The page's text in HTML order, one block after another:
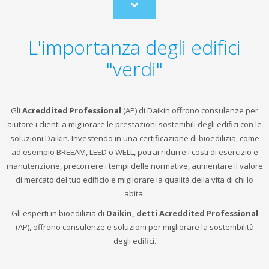
Scroll
to
L'importanza degli edifici
"verdi"
Gli Acreddited Professional (AP) di Daikin offrono consulenze per
aiutare i clienti a migliorare le prestazioni sostenibili degli edifici con le
soluzioni Daikin. Investendo in una certificazione di bioedilizia, come
ad esempio BREEAM, LEED o WELL, potrai ridurre i costi di esercizio e
manutenzione, precorrere i tempi delle normative, aumentare il valore
di mercato del tuo edificio e migliorare la qualità della vita di chi lo
abita.
Gli esperti in bioedilizia di Daikin, detti Acreddited Professional
(AP), offrono consulenze e soluzioni per migliorare la sostenibilità
degli edifici.